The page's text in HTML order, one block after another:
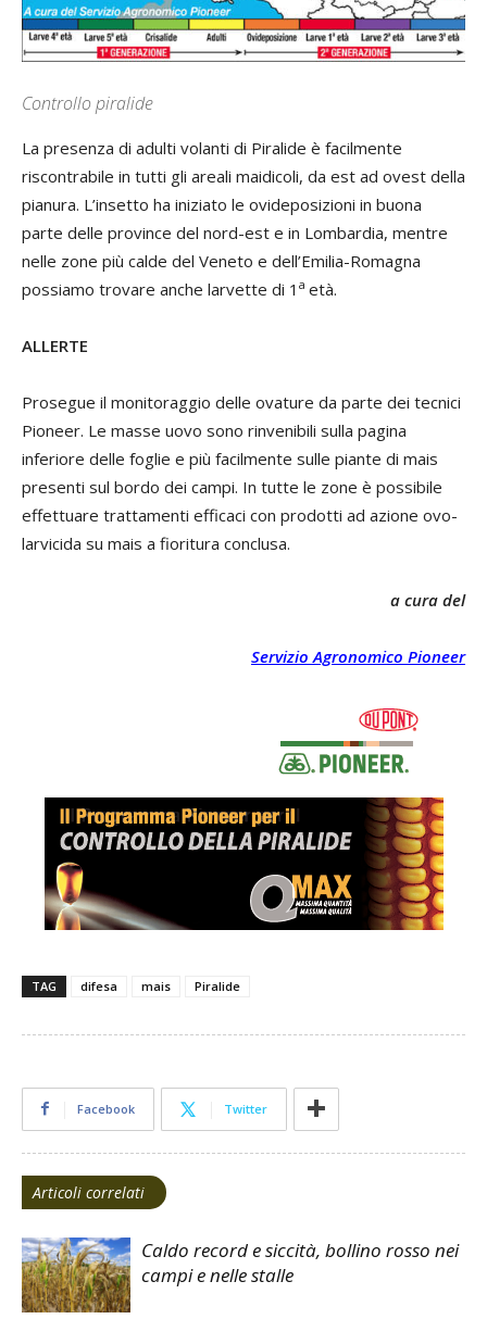
Controllo piralide
La presenza di adulti volanti di Piralide è facilmente
riscontrabile in tutti gli areali maidicoli, da est ad ovest della
pianura. L’insetto ha iniziato le ovideposizioni in buona
parte delle province del nord-est e in Lombardia, mentre
nelle zone più calde del Veneto e dell’Emilia-Romagna
possiamo trovare anche larvette di 1 a età.
ALLERTE
Prosegue il monitoraggio delle ovature da parte dei tecnici
Pioneer. Le masse uovo sono rinvenibili sulla pagina
inferiore delle foglie e più facilmente sulle piante di mais
presenti sul bordo dei campi. In tutte le zone è possibile
effettuare trattamenti efficaci con prodotti ad azione ovo-
larvicida su mais a fioritura conclusa.
a cura del
Servizio Agronomico Pioneer
TAG difesa mais Piralide
Facebook Twitter
Articoli correlati
Caldo record e siccità, bollino rosso nei
campi e nelle stalle